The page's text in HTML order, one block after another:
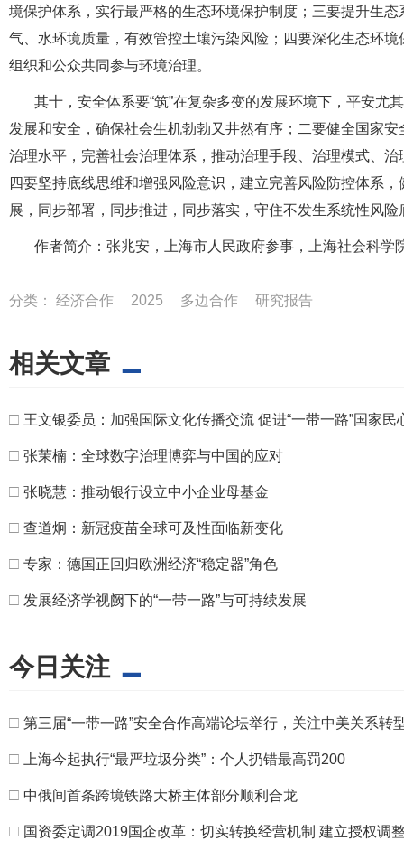
境保护体系，实行最严格的生态环境保护制度；三要提升生
气、水环境质量，有效管控土壤污染风险；四要深化生态环
组织和公众共同参与环境治理。
其十，安全体系要“筑”在复杂多变的发展环境下，平安
发展和安全，确保社会生机勃勃又井然有序；二要健全国家
治理水平，完善社会治理体系，推动治理手段、治理模式、
四要坚持底线思维和增强风险意识，建立完善风险防控体系
展，同步部署，同步推进，同步落实，守住不发生系统性风险
作者简介：张兆安，上海市人民政府参事，上海社会科学
分类： 经济合作 2025 多边合作 研究报告
相关文章
□ 王文银委员：加强国际文化传播交流 促进“一带一路”国家民
□ 张茉楠：全球数字治理博弈与中国的应对
□ 张晓慧：推动银行设立中小企业母基金
□ 查道炯：新冠疫苗全球可及性面临新变化
□ 专家：德国正回归欧洲经济“稳定器”角色
□ 发展经济学视阙下的“一带一路”与可持续发展
今日关注
□ 第三届“一带一路”安全合作高端论坛举行，关注中美关系转
□ 上海今起执行“最严垃圾分类”：个人扔错最高罚200
□ 中俄间首条跨境铁路大桥主体部分顺利合龙
□ 国资委定调2019国企改革：切实转换经营机制 建立授权调